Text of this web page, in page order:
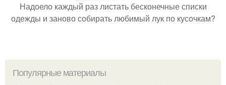
Надоело каждый раз листать бесконечные списки
одежды и заново собирать любимый лук по кусочкам?
Популярные материалы